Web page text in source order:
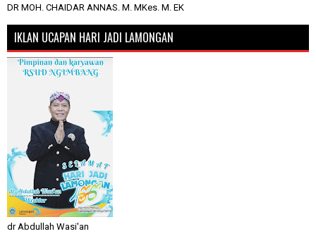
DR MOH. CHAIDAR ANNAS. M. MKes. M. EK
IKLAN UCAPAN HARI JADI LAMONGAN
dr Abdullah Wasi'an